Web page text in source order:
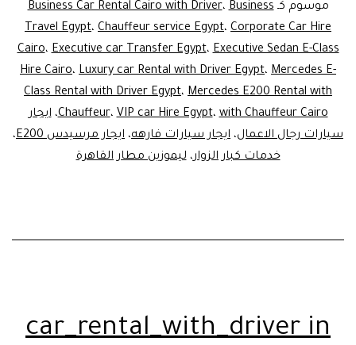
E-
موسوم كـ
Business Car Rental Cairo with Driver،Business
Travel Egypt، Chauffeur service Egypt، Corporate Car Hire
Cairo،Executive car Transfer Egypt،Executive Sedan E-Class
Hire Cairo، Luxury car Rental with Driver Egypt، Mercedes E-
Class Rental with Driver Egypt، Mercedes E200 Rental with
Chauffeur،VIP car Hire Egypt،with Chauffeur Cairo ،ايجار
سيارات رجال الاعمال، ايجار سيارات فارهه، ايجار مرسيدس E200
،
خدمات كبار الزوار،ليموزين مطار القاهرة
car_rental_with_driver in